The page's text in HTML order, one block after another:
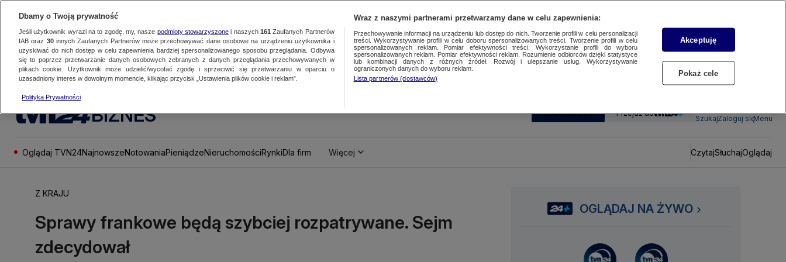
BIZNES SUBSKRYBUJ Przejdź do
SzukajZaloguj sięMenu
Oglądaj TVN24NajnowszeNotowaniaPieniądzeNieruchomościRynkiDla firm Więcej CzytajSłuchajOglądaj
Z KRAJU
Sprawy frankowe będą szybciej rozpatrywane. Sejm
zdecydował
OGLĄDAJ NA ŻYWO
Dbamy o Twoją prywatność
Jeśli użytkownik wyrazi na to zgodę, my, nasze podmioty stowarzyszonei naszych 161 Zaufanych Partnerów
IAB oraz 30innych Zaufanych Partnerów może przechowywać dane osobowe na urządzeniu użytkownika i
uzyskiwać do nich dostęp w celu zapewnienia bardziej spersonalizowanego sposobu przeglądania. Odbywa
się to poprzez przetwarzanie danych osobowych zebranych z danych przeglądania przechowywanych w
plikach cookie. Użytkownik może udzielić/wycofać zgodę i sprzeciwić się przetwarzaniu w oparciu o
uzasadniony interes w dowolnym momencie, klikając przycisk „Ustawienia plików cookie i reklam”.
Polityka Prywatności
Wraz z naszymi partnerami przetwarzamy dane w celu zapewnienia:
Przechowywanie informacji na urządzeniu lub dostęp do nich. Tworzenie profili w celu personalizacji
treści. Wykorzystywanie profili w celu doboru spersonalizowanych treści. Tworzenie profili w celu
spersonalizowanych reklam. Pomiar efektywności treści. Wykorzystanie profili do wyboru
spersonalizowanych reklam. Pomiar efektywności reklam. Rozumienie odbiorców dzięki statystyce
lub kombinacji danych z różnych źródeł. Rozwój i ulepszanie usług. Wykorzystywanie
ograniczonych danych do wyboru reklam.
Lista partnerów (dostawców)
Akceptuję
Pokaż cele